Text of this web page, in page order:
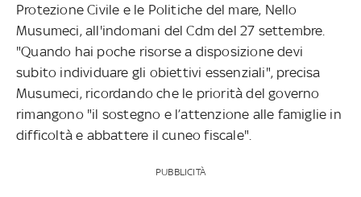
Protezione Civile e le Politiche del mare, Nello
Musumeci, all'indomani del Cdm del 27 settembre.
"Quando hai poche risorse a disposizione devi
subito individuare gli obiettivi essenziali", precisa
Musumeci, ricordando che le priorità del governo
rimangono "il sostegno e l’attenzione alle famiglie in
difficoltà e abbattere il cuneo fiscale".
PUBBLICITÀ